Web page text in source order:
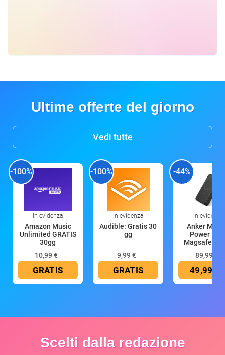
Ultime offerte del giorno
Vedi tutte
-100%
In evidenza
Amazon Music
Unlimited GRATIS
30gg
10,99 €
GRATIS
-100%
In evidenza
Audible: Gratis 30
gg
9,99 €
GRATIS
-44%
In evidenza
Anker
Power
Magsafe
89,99 €
49,99 €
Scelti dalla redazione